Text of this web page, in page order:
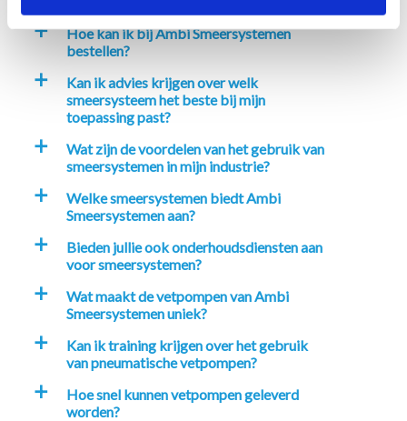
a
Hoe kan ik bij Ambi Smeersystemen
bestellen?
a
Kan ik advies krijgen over welk
smeersysteem het beste bij mijn
toepassing past?
a
Wat zijn de voordelen van het gebruik van
smeersystemen in mijn industrie?
a
Welke smeersystemen biedt Ambi
Smeersystemen aan?
a
Bieden jullie ook onderhoudsdiensten aan
voor smeersystemen?
a
Wat maakt de vetpompen van Ambi
Smeersystemen uniek?
a
Kan ik training krijgen over het gebruik
van pneumatische vetpompen?
a
Hoe snel kunnen vetpompen geleverd
worden?